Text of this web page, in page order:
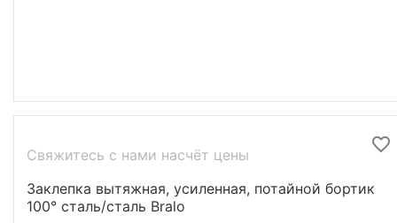
Свяжитесь с нами насчёт цены
Заклепка вытяжная, усиленная, потайной бортик
100° cталь/cталь Bralo